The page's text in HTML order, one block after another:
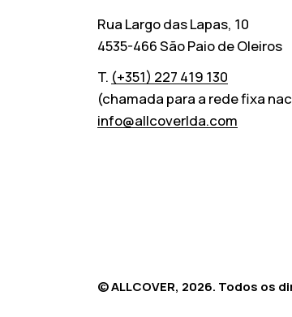
Rua Largo das Lapas, 10
4535-466 São Paio de Oleiros
T. (+351) 227 419 130
(chamada para a rede fixa
info@allcoverlda.com
© ALLCOVER, 2026. Todos os